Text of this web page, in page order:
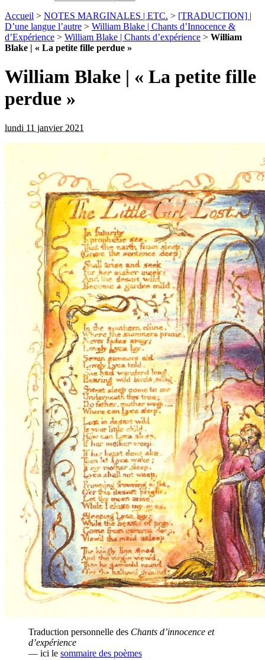
Accueil > NOTES MARGINALES | ETC. > [TRADUCTION] |
D’une langue l’autre > William Blake | Chants d’Innocence &
d’Expérience > William Blake | Chants d’expérience > William
Blake | « La petite fille perdue »
William Blake | « La petite fille
perdue »
lundi 11 janvier 2021
Traduction personnelle des Chants d’innocence et
d’expérience
— ici le sommaire des poèmes